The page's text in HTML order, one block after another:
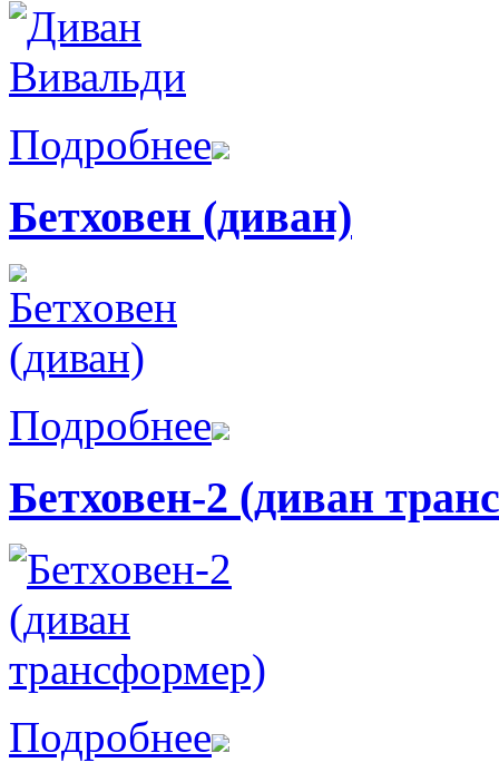
Подробнее
Бетховен (диван)
Подробнее
Бетховен-2 (диван
Подробнее